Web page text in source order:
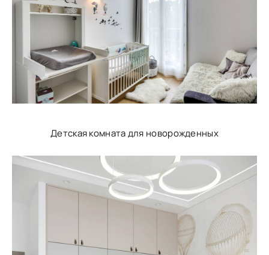
Детская комната для новорожденных